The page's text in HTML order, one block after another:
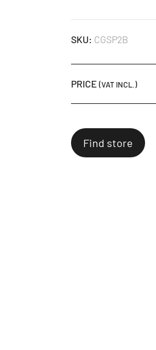
SKU: CGSP2B
PRICE (VAT INCL.)
Find store